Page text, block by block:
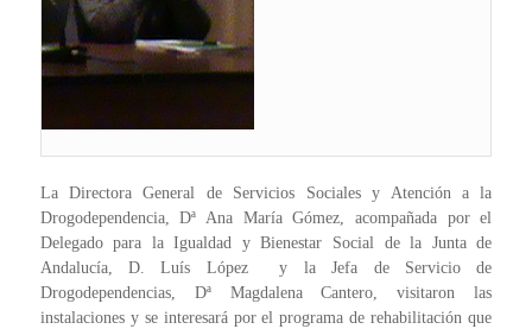
La Directora General de Servicios Sociales y Atención a la
Drogodependencia, Dª Ana María Gómez, acompañada por el
Delegado para la Igualdad y Bienestar Social de la Junta de
Andalucía, D. Luís López y la Jefa de Servicio de
Drogodependencias, Dª Magdalena Cantero, visitaron las
instalaciones y se interesará por el programa de rehabilitación que